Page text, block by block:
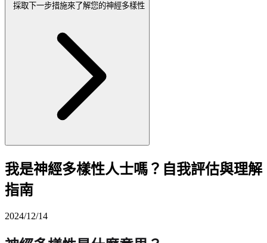
採取下一步措施來了解您的神經多樣性
我是神經多樣性人士嗎？自我評估與理解
指南
2024/12/14